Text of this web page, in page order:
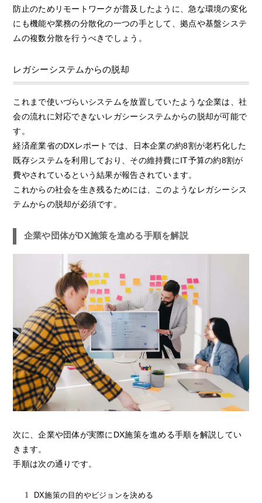
防止のためリモートワークが普及したように、急な環境の変化
にも機能や業務の分散化の一つの手として、拠点や基盤システ
ムの複数分散を行うべきでしょう。
レガシーシステムからの脱却
これまで使いづらいシステムを放置していたような企業は、社
会の流れに対応できないレガシーシステムからの脱却が可能で
す。
経済産業省のDXレポートでは、日本企業の約8割が老朽化した
既存システムを利用しており、その維持費にIT予算の約8割が
費やされているという結果が報告されています。
これからの社会を生き残るためには、このようなレガシーシス
テムからの脱却が必須です。
企業や団体がDX施策を進める手順を解説
次に、企業や団体が実際にDX施策を進める手順を解説してい
きます。
手順は次の通りです。
DX施策の目的やビジョンを決める